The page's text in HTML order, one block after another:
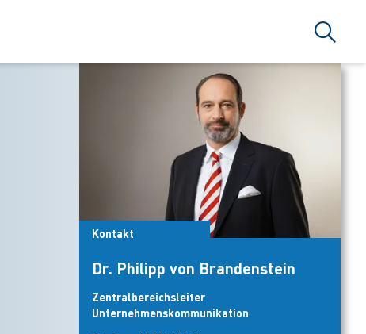
Suche
Kontakt
Dr. Philipp von Brandenstein
Zentralbereichsleiter
Unternehmenskommunikation